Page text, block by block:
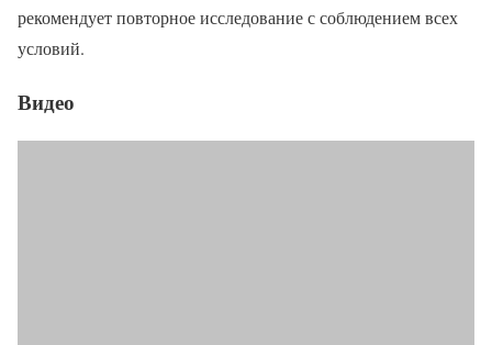
рекомендует повторное исследование с соблюдением всех
условий.
Видео